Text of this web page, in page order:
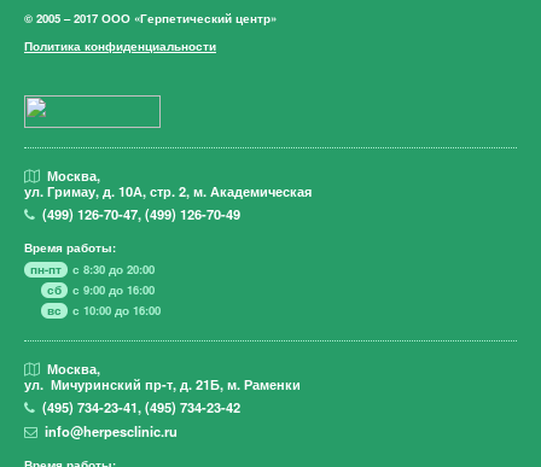
© 2005 – 2017 ООО «Герпетический центр»
Политика конфиденциальности
Москва,
ул. Гримау, д. 10А, стр. 2, м. Академическая
(499)126-70-47,(499)126-70-49
Время работы:
пн-пт
с 8:30 до 20:00
сб
с 9:00 до 16:00
вс
с 10:00 до 16:00
Москва,
ул. Мичуринский пр-т, д. 21Б, м. Раменки
(495)734-23-41,(495)734-23-42
info@herpesclinic.ru